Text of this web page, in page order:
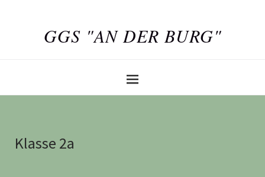
GGS "AN DER BURG"
Klasse 2a